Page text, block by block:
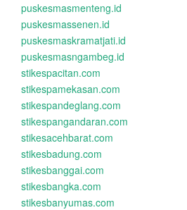
puskesmasmenteng.id
puskesmassenen.id
puskesmaskramatjati.id
puskesmasngambeg.id
stikespacitan.com
stikespamekasan.com
stikespandeglang.com
stikespangandaran.com
stikesacehbarat.com
stikesbadung.com
stikesbanggai.com
stikesbangka.com
stikesbanyumas.com